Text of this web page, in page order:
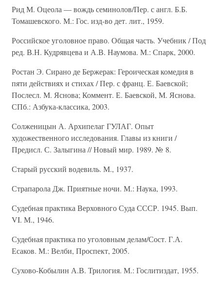
Рид М. Оцеола — вождь семинолов/Пер. с англ. Б.Б.
Томашевского. М.: Гос. изд-во дет. лит., 1959.
Российское уголовное право. Общая часть. Учебник / Под
ред. В.Н. Кудрявцева и А.В. Наумова. М.: Спарк, 2000.
Ростан Э. Сирано де Бержерак: Героическая комедия в
пяти действиях и стихах / Пер. с франц. Е. Баевской;
Послесл. М. Яснова; Коммент. Е. Баевской, М. Яснова.
СПб.: Азбука-классика, 2003.
Солженицын А. Архипелаг ГУЛАГ. Опыт
художественного исследования. Главы из книги /
Предисл. С. Залыгина // Новый мир. 1989. № 8.
Старый русский водевиль. М., 1937.
Страпарола Дж. Приятные ночи. М.: Наука, 1993.
Судебная практика Верховного Суда СССР. 1945. Вып.
VI. М., 1946.
Судебная практика по уголовным делам/Сост. Г.А.
Есаков. М.: Велби, Проспект, 2005.
Сухово-Кобылин А.В. Трилогия. М.: Гослитиздат, 1955.